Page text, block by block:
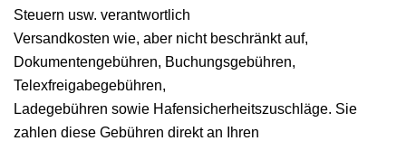
Steuern usw. verantwortlich
Versandkosten wie, aber nicht beschränkt auf,
Dokumentengebühren, Buchungsgebühren,
Telexfreigabegebühren,
Ladegebühren sowie Hafensicherheitszuschläge. Sie
zahlen diese Gebühren direkt an Ihren